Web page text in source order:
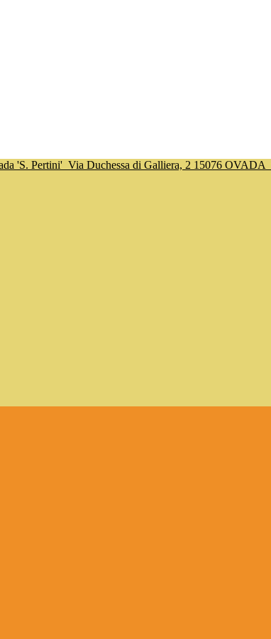
'S. Pertini' Via Duchessa di Galliera, 2 15076 OVADA